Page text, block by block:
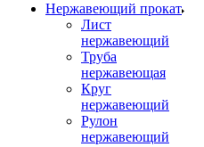
Нержавеющий прокат
Лист
нержавеющий
Труба
нержавеющая
Круг
нержавеющий
Рулон
нержавеющий